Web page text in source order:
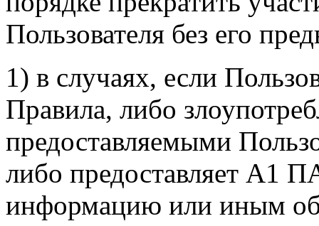
Пользователя без его
1) в случаях, если
Правила, либо
предоставляемыми
либо предоставляет А1
информацию или иным